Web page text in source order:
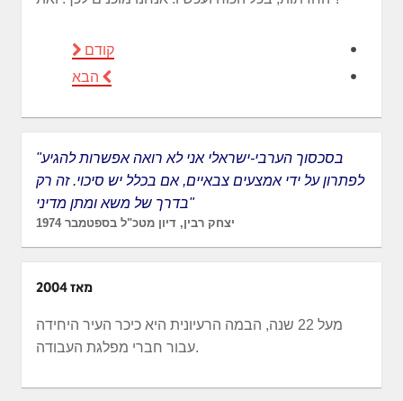
קודם
הבא
"בסכסוך הערבי-ישראלי אני לא רואה אפשרות להגיע
לפתרון על ידי אמצעים צבאיים, אם בכלל יש סיכוי. זה רק
בדרך של משא ומתן מדיני"
יצחק רבין, דיון מטכ"ל בספטמבר 1974
מאז 2004
מעל 22 שנה, הבמה הרעיונית היא כיכר העיר היחידה
עבור חברי מפלגת העבודה.